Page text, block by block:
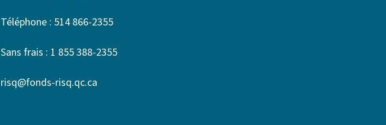
Téléphone : 514 866-2355
Sans frais : 1 855 388-2355
risq@fonds-risq.qc.ca